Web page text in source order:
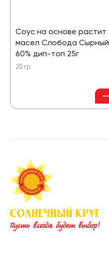
Соус на основе растит
масел Слобода Сырный
60% дип-топ 25г
25 гр